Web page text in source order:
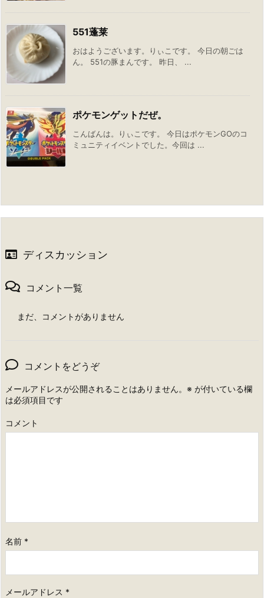
551蓬莱
おはようございます。りぃこです。 今日の朝ごは
ん。 551の豚まんです。 昨日、 ...
ポケモンゲットだぜ。
こんばんは。りぃこです。 今日はポケモンGOのコ
ミュニティイベントでした。今回は ...
ディスカッション
コメント一覧
まだ、コメントがありません
コメントをどうぞ
メールアドレスが公開されることはありません。 ※ が付いている欄
は必須項目です
コメント
名前 *
メールアドレス *